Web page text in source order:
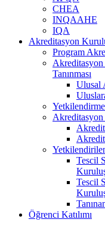
CHEA
INQAAHE
IQA
Akreditasyon
Program
Akreditasyon
Tanınması
Ulusal
Akreditasyon
Tescil
Tescil
Öğrenci Katılımı